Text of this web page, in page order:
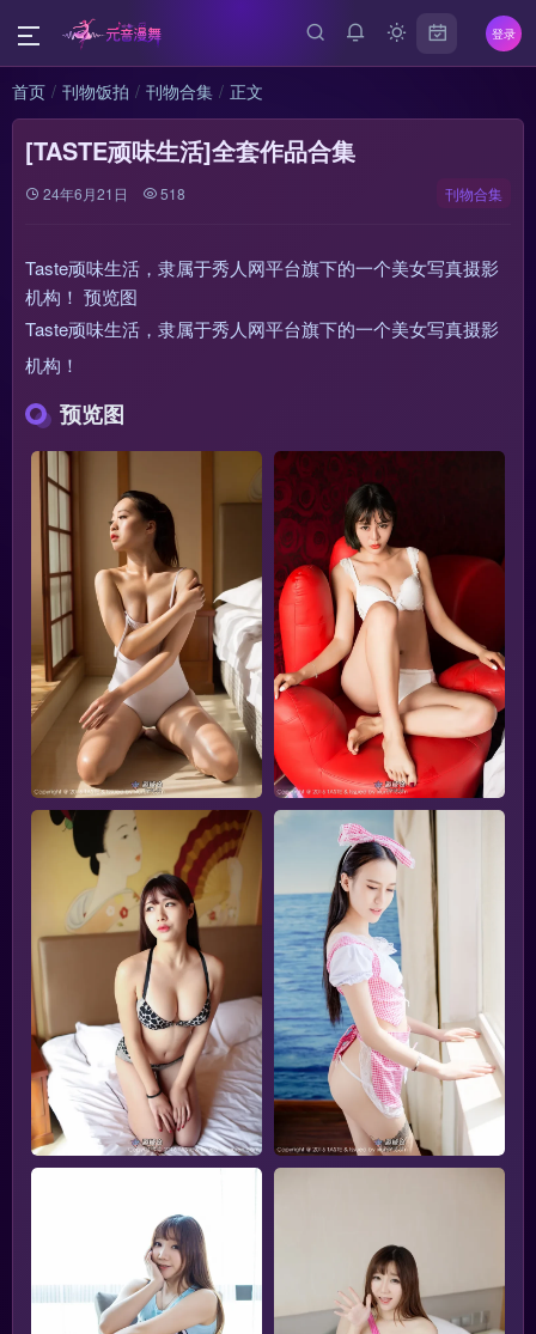
登录
首页 刊物饭拍 刊物合集 正文
[TASTE顽味生活]全套作品合集
24年6月21日 518 刊物合集
Taste顽味生活，隶属于秀人网平台旗下的一个美女写真摄影
机构！ 预览图
Taste顽味生活，隶属于秀人网平台旗下的一个美女写真摄影
机构！
预览图